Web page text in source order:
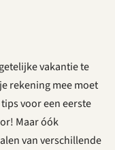
vakantie te
rekening mee moet
voor een eerste
Maar óók
van verschillende